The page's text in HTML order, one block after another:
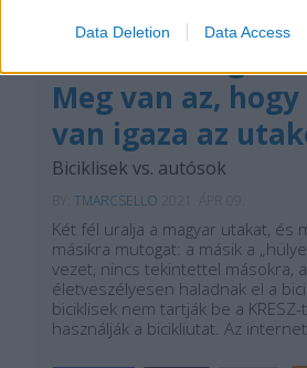
Data Deletion Data Access
Meg van az,
van igaza az
Biciklisek vs. autósok
TMARCSELLO
Két fél uralja a magyar utakat, és
másikra mutogat: a másik a
vezet, nincs tekintettel másokra,
életveszélyesen haladnak el a
biciklisek nem tartják be a
használják a bicikliutat. Az